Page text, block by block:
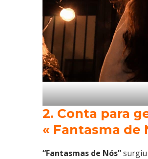
2. Conta para
« Fantasma de
“Fantasmas de Nós”surgiu